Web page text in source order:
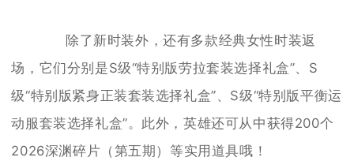
除了新时装外，还有多款经典女性时装返
场，它们分别是S级“特别版劳拉套装选择礼盒”、S
级“特别版紧身正装套装选择礼盒”、S级“特别版平衡运
动服套装选择礼盒”。此外，英雄还可从中获得200个
2026深渊碎片（第五期）等实用道具哦！